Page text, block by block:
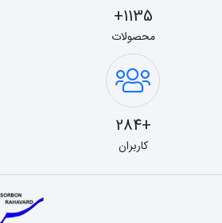
1135+
محصولات
+284
کاربران